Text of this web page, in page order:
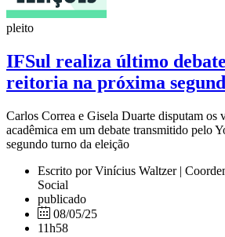
pleito
IFSul realiza último
reitoria na próxima
Carlos Correa e Gisela Duarte disputam os
acadêmica em um debate transmitido pelo
segundo turno da eleição
Escrito por Vinícius Waltzer |
Social
publicado
08/05/25
11h58